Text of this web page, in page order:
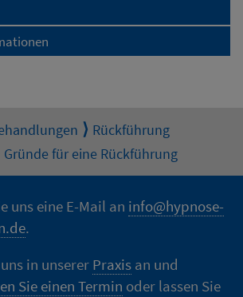
Rückführung
Gründe für eine Rückführung
uns eine E-Mail an info@hypnose-
.
in unserer Praxis an und
Sie einen Termin oder lassen Sie